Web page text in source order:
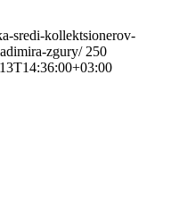
sredi-kollektsionerov-
zgury/ 250